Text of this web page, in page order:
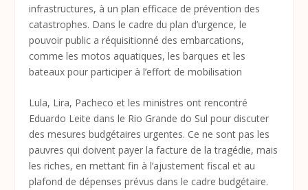
infrastructures, à un plan efficace de prévention des
catastrophes. Dans le cadre du plan d’urgence, le
pouvoir public a réquisitionné des embarcations,
comme les motos aquatiques, les barques et les
bateaux pour participer à l’effort de mobilisation
Lula, Lira, Pacheco et les ministres ont rencontré
Eduardo Leite dans le Rio Grande do Sul pour discuter
des mesures budgétaires urgentes. Ce ne sont pas les
pauvres qui doivent payer la facture de la tragédie, mais
les riches, en mettant fin à l’ajustement fiscal et au
plafond de dépenses prévus dans le cadre budgétaire.